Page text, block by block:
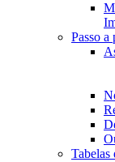
Passo a
Tabelas